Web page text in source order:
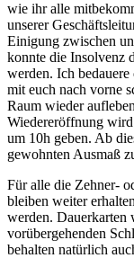
wie ihr alle
unserer
Einigung zwischen
konnte die Insolvenz
werden. Ich
mit euch nach vorne
Raum wieder
Wiedereröffnung wird
um 10h geben. Ab
gewohnten Ausmaß
Für alle die Zehner-
bleiben weiter
werden. Dauerkarten
vorübergehenden
behalten natürlich